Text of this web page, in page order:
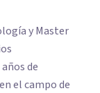
y Master
de
el campo de